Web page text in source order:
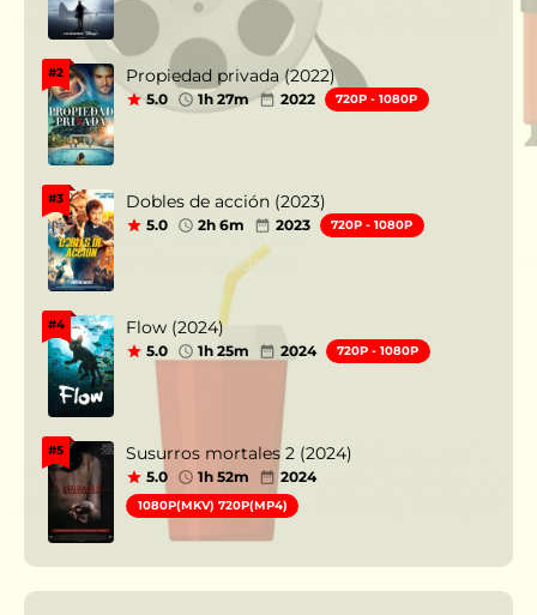
#2 Propiedad privada (2022)
5.0 1h 27m 2022 720P - 1080P
#3 Dobles de acción (2023)
5.0 2h 6m 2023 720P - 1080P
#4 Flow (2024)
5.0 1h 25m 2024 720P - 1080P
#5 Susurros mortales 2 (2024)
5.0 1h 52m 2024
1080P(MKV) 720P(MP4)